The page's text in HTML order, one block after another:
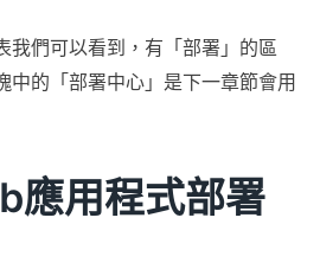
我們可以看到，有「部署」的區
中的「部署中心」是下一章節會用
應用程式部署